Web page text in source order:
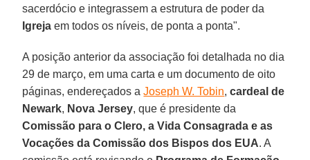
sacerdócio e integrassem a estrutura de poder da
Igreja em todos os níveis, de ponta a ponta".
A posição anterior da associação foi detalhada no dia
29 de março, em uma carta e um documento de oito
páginas, endereçados aJoseph W. Tobin,cardeal de
Newark, Nova Jersey, que é presidente da
Comissão para o Clero, a Vida Consagrada e as
Vocações da Comissão dos Bispos dos EUA. A